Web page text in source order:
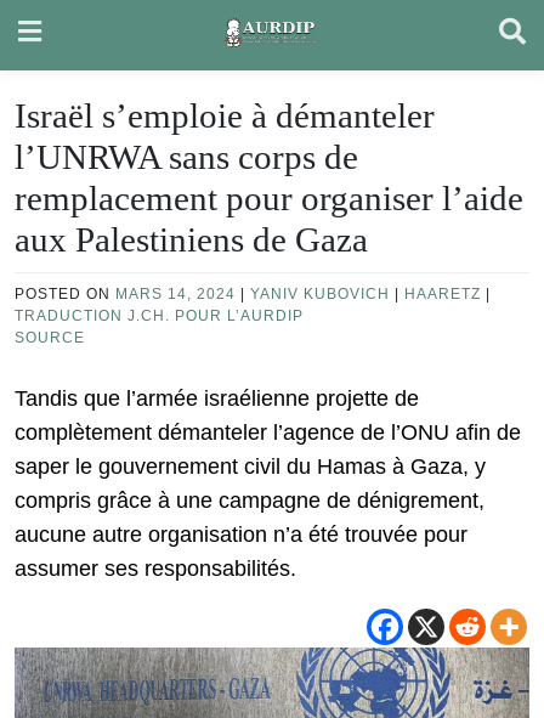
content
Israël s’emploie à démanteler
l’UNRWA sans corps de
remplacement pour organiser l’aide
aux Palestiniens de Gaza
POSTED ON MARS 14, 2024 YANIV KUBOVICH HAARETZ
TRADUCTION J.CH. POUR L’AURDIP
SOURCE
Tandis que l’armée israélienne projette de
complètement démanteler l’agence de l’ONU afin de
saper le gouvernement civil du Hamas à Gaza, y
compris grâce à une campagne de dénigrement,
aucune autre organisation n’a été trouvée pour
assumer ses responsabilités.